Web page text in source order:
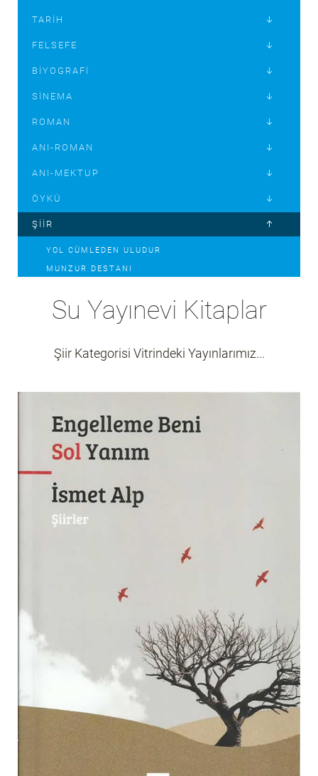
TARIH
FELSEFE
BIYOGRAFI
SINEMA
ROMAN
ANI-ROMAN
ANI-MEKTUP
ÖYKÜ
ŞIIR
YOL CÜMLEDEN ULUDUR
MUNZUR DESTANI
BEREKETLI TOPRAK
BUGÜN ÇOCUK OLASIM VAR ANNE
ENGELLEME BENI SOL YANIM
EKONOMI
İLETIŞIM
MAKALE
Su Yayınevi Kitaplar
Şiir Kategorisi Vitrindeki Yayınlarımız...